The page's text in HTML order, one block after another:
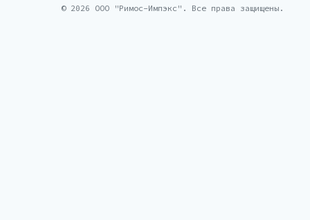
© 2026 ООО "Римос-Импэкс". Все права защищены.